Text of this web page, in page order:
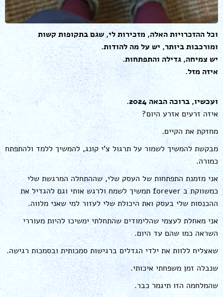
וכל ההזכרויות האלה, מזכירות לי, שגם בתקופות קשות
ומורכבות ביותר, יש על מה להודות.
יש צמיחה, גדילה והתפתחות.
איזה מזל.
ועכשיו, ברוכה הבאה 2024.
איזה זרעים אזרע היום?
מחזקת את הקיים.
מבקשת להמשיך לשמור על תרגול צ'י קונג, להמשיך ללמד ולהתפתח
כמורה.
אני מזמנת התפתחות של העסק שלי, שההתחלה המרגשת שלי
כמשווקת ב forever תמשיך לשמח ולרגש אותי וגם להגדיל את
ההכנסות שלי בעסק ואת היכולת שלי לעזור למי שאני מלווה.
אני מאחלת לעצמי שהלימודים שהתחלתי ימשיכו להיות מעוררי
השראה כמו שהם עד היום.
שאצליח ללוות את ילדי הגדלים ברגישות סמכותית ובסמכות רגישה.
שנבלה זמן משפחתי איכותי.
שהמלחמה הזו תיגמר כבר.